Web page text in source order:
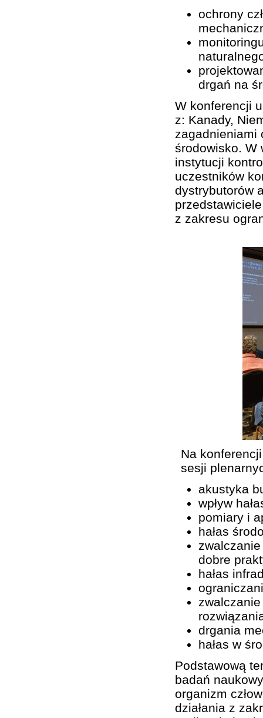
ochrony
drgań na
W konferencji
z: Kanady,
zagadnieniami
środowisko. W
instytucji
uczestników
dystrybutorów
z zakresu
Na
sesji
akustyka
wpływ
pomiary i
hałas
dobre
hałas
drgania
hałas w
Podstawową
badań
organizm
działania z